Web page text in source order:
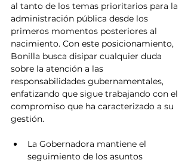
al tanto de los temas prioritarios para la
administración pública desde los
primeros momentos posteriores al
nacimiento. Con este posicionamiento,
Bonilla busca disipar cualquier duda
sobre la atención a las
responsabilidades gubernamentales,
enfatizando que sigue trabajando con el
compromiso que ha caracterizado a su
gestión.
La Gobernadora mantiene el
seguimiento de los asuntos